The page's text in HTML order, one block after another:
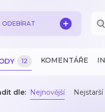
ODEBÍRAT
12 KOMENTÁŘE
dle: Nejnovější Nejstarší